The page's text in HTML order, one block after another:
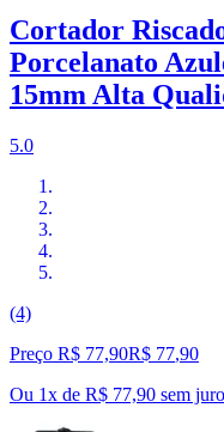
Cortador
Porcelanato
15mm Alta
5.0
(4)
Preço R$ 77,90R$ 77,90
Ou 1x de R$ 77,90 sem